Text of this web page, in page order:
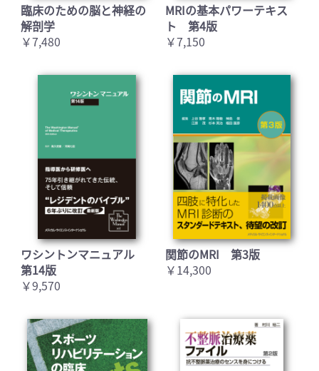
臨床のための脳と神経の
解剖学
￥7,480
MRIの基本パワーテキス
ト 第4版
￥7,150
ワシントンマニュアル
第14版
￥9,570
関節のMRI 第3版
￥14,300